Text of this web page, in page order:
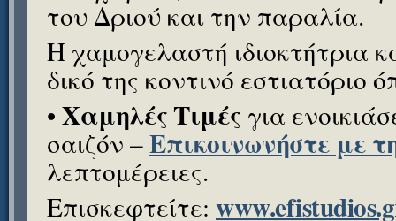
του Δριού και την παραλία.
Η χαμογελαστή ιδιοκτήτρια
δικό της κοντινό εστιατόριο
• Χαμηλές Τιμές για
σαιζόν –Επικοινωνήστε με
λεπτομέρειες.
Επισκεφτείτε: